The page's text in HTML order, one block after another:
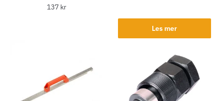
137 kr
Les mer